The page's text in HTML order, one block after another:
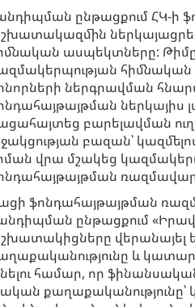
ընթացքում ՀԿ-
ասպեկտները:
հիմնական
ներգրավման
բարելավման
բազան՝
վրա մշակեց
ֆոնդահայթայթման
ընթացքում
վերանայել
և
համար, որ
քաղաքականությունը՝